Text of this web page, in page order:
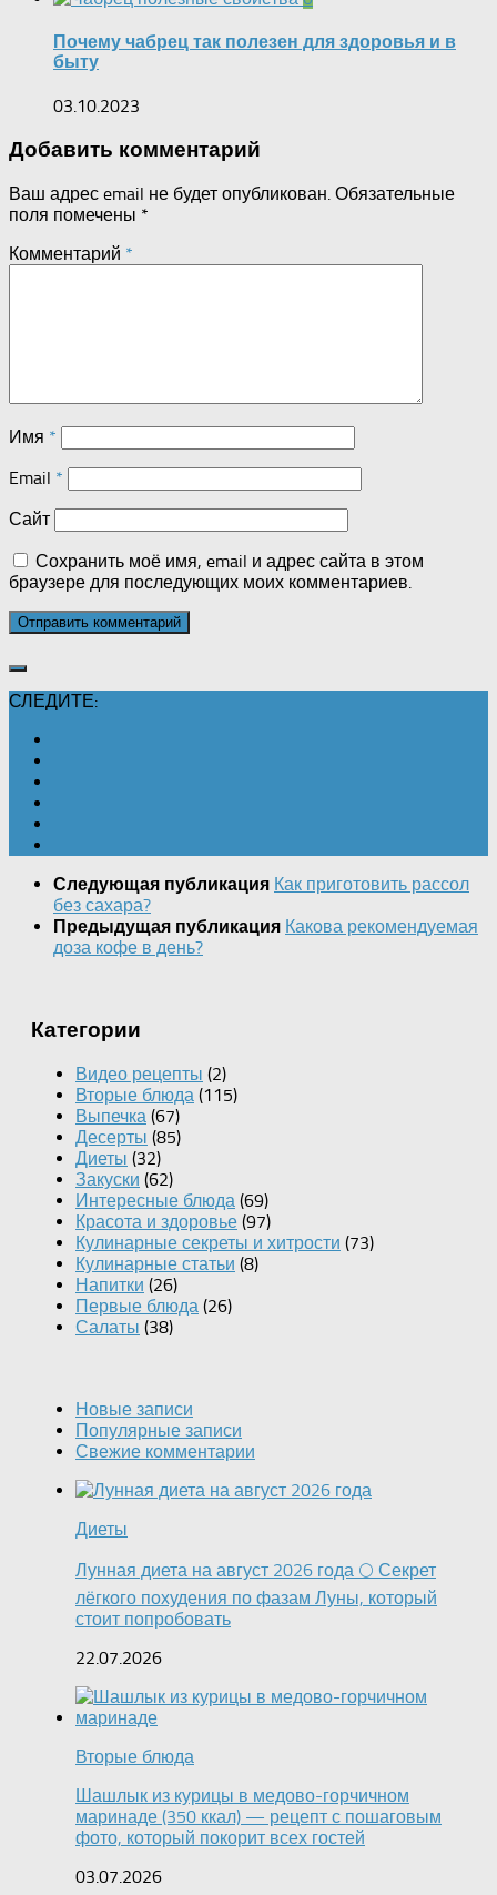
Почему чабрец так полезен для здоровья и в
быту
03.10.2023
Добавить комментарий
Ваш адрес email не будет опубликован. Обязательные
поля помечены *
Комментарий *
Имя *
Email *
Сайт
Сохранить моё имя, email и адрес сайта в этом
браузере для последующих моих комментариев.
СЛЕДИТЕ:
Следующая публикация Как приготовить рассол
без сахара?
Предыдущая публикация Какова рекомендуемая
доза кофе в день?
Категории
Видео рецепты (2)
Вторые блюда (115)
Выпечка (67)
Десерты (85)
Диеты (32)
Закуски (62)
Интересные блюда (69)
Красота и здоровье (97)
Кулинарные секреты и хитрости (73)
Кулинарные статьи (8)
Напитки (26)
Первые блюда (26)
Салаты (38)
Новые записи
Популярные записи
Свежие комментарии
Диеты
Лунная диета на август 2026 года 🌕 Секрет
лёгкого похудения по фазам Луны, который
стоит попробовать
22.07.2026
Вторые блюда
Шашлык из курицы в медово-горчичном
маринаде (350 ккал) — рецепт с пошаговым
фото, который покорит всех гостей
03.07.2026